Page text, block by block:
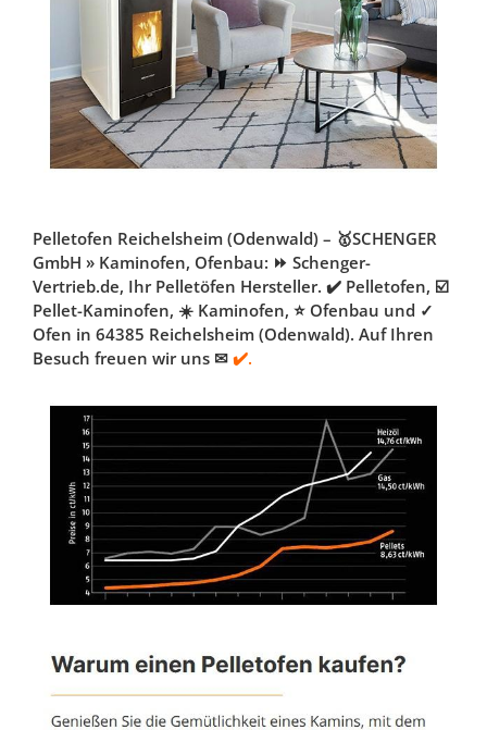
Pelletofen Reichelsheim (Odenwald) – 🥇SCHENGER
GmbH » Kaminofen, Ofenbau: ⏩ Schenger-
Vertrieb.de, Ihr Pelletöfen Hersteller. ✔️ Pelletofen, ☑️
Pellet-Kaminofen, ☀️ Kaminofen, ⭐ Ofenbau und ✓
Ofen in 64385 Reichelsheim (Odenwald). Auf Ihren
Besuch freuen wir uns ✉ ✔️.